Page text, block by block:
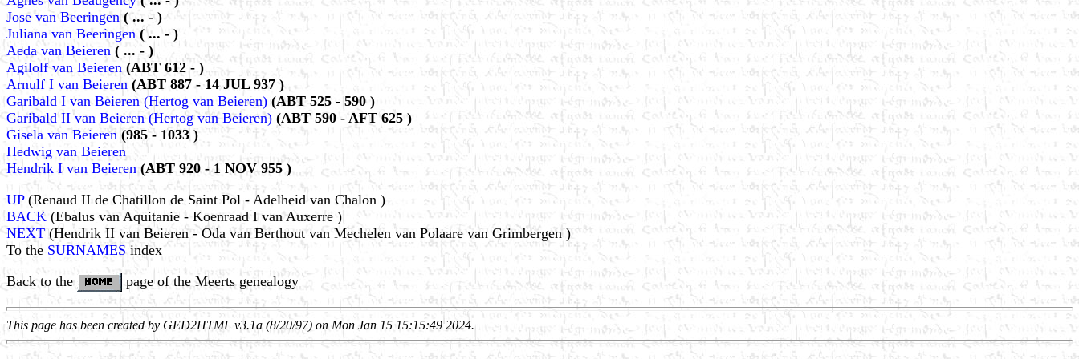
Jose van Beeringen ( ... - )
Juliana van Beeringen ( ... - )
Aeda van Beieren ( ... - )
Agilolf van Beieren (ABT 612 - )
Arnulf I van Beieren (ABT 887 - 14 JUL 937 )
Garibald I van Beieren (Hertog van Beieren) (ABT 525 - 590 )
Garibald II van Beieren (Hertog van Beieren) (ABT 590 - AFT 625 )
Gisela van Beieren (985 - 1033 )
Hedwig van Beieren
Hendrik I van Beieren(ABT 920 - 1 NOV 955 )
UP(Renaud II de Chatillon de Saint Pol - Adelheid van Chalon )
BACK (Ebalus van Aquitanie - Koenraad I van Auxerre )
NEXT(Hendrik II van Beieren - Oda van Berthout van Mechelen van Polaare van Grimbergen )
To the SURNAMES index
Back to the
page of the Meerts genealogy
This page has been created by GED2HTML v3.1a (8/20/97) on Mon Jan 15 15:15:49 2024.